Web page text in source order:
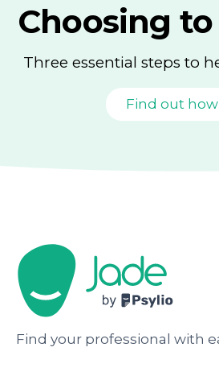
Choosing
Three essential steps to
Find out
Find your professional with